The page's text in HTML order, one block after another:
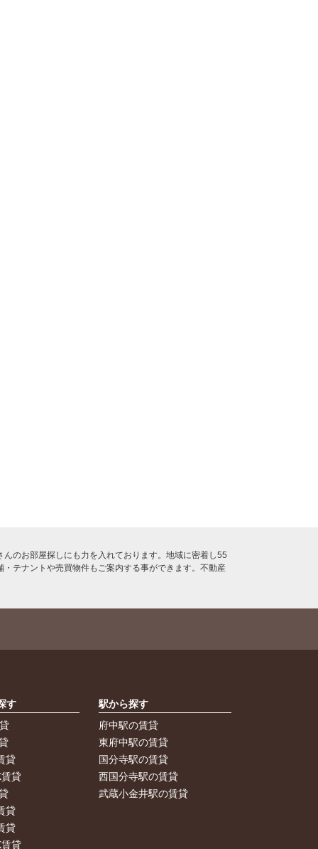
のお部屋探しにも力を入れております。地域に密着し55
テナントや売買物件もご案内する事ができます。不動産
す
貸
貸
貸
貸
貸
駅から探す
府中駅の賃貸
東府中駅の賃貸
国分寺駅の賃貸
西国分寺駅の賃貸
武蔵小金井駅の賃貸